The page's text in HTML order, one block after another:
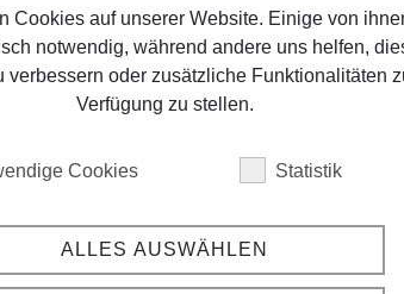
wir Ihnen einige herausragende Projekte
Tür- und Schrankelemente aufzeigt. Einfach auf
Cookies auf unserer Website. Einige von
notwendig, während andere uns helfen,
verbessern oder zusätzliche Funktionalitäten
Verfügung zu stellen.
Cookies Statistik
ALLES AUSWÄHLEN